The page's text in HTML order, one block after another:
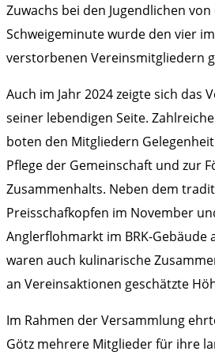
Zuwachs bei den Jugendlichen
Schweigeminute wurde den vier
verstorbenen Vereinsmitgliedern
Auch im Jahr 2024 zeigte sich das
seiner lebendigen Seite.
boten den Mitgliedern
Pflege der Gemeinschaft und zur
Zusammenhalts. Neben dem
Preisschafkopfen im November
Anglerflohmarkt im BRK-Gebäude
waren auch kulinarische
an Vereinsaktionen geschätzte
Im Rahmen der Versammlung
Götz mehrere Mitglieder für ihre